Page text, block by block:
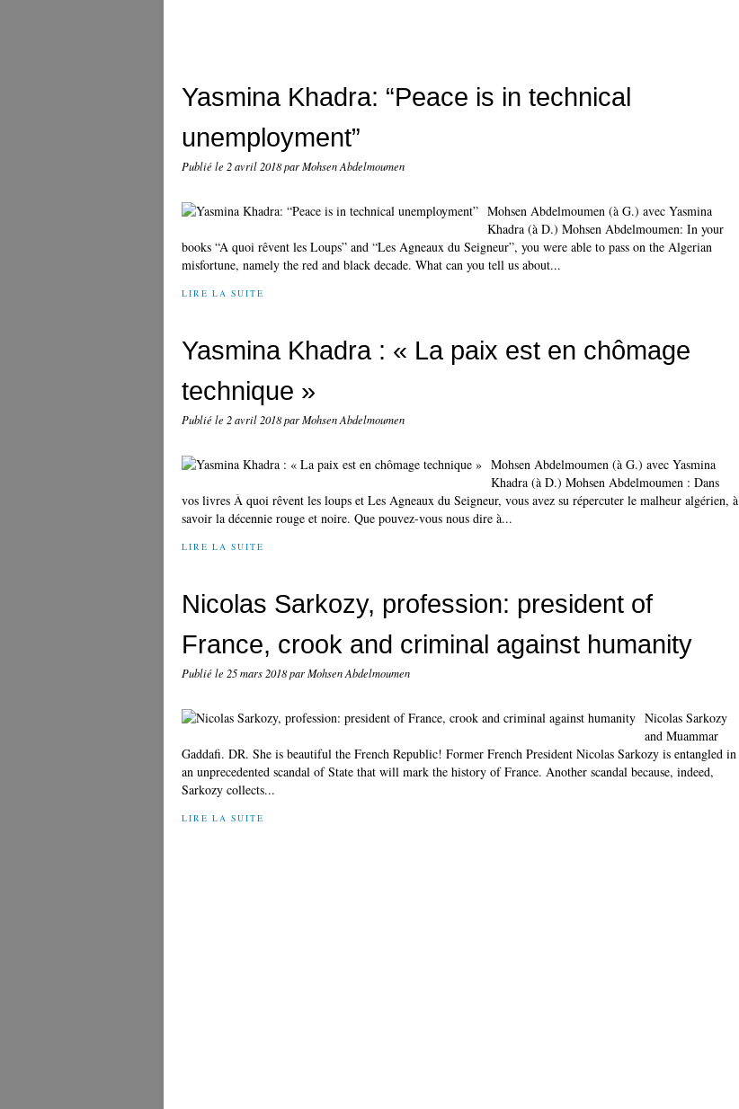
Yasmina Khadra: “Peace is in technical
unemployment”
Publié le 2 avril 2018par Mohsen Abdelmoumen
Mohsen Abdelmoumen (à G.) avec Yasmina
Khadra (à D.) Mohsen Abdelmoumen: In your
books “A quoi rêvent les Loups” and “Les Agneaux du Seigneur”, you were able to pass on the Algerian
misfortune, namely the red and black decade. What can you tell us about...
LIRE LA SUITE
Yasmina Khadra : « La paix est en chômage
technique »
Publié le 2 avril 2018par Mohsen Abdelmoumen
Mohsen Abdelmoumen (à G.) avec Yasmina
Khadra (à D.) Mohsen Abdelmoumen : Dans
vos livres À quoi rêvent les loups et Les Agneaux du Seigneur, vous avez su répercuter le malheur algérien, à
savoir la décennie rouge et noire. Que pouvez-vous nous dire à...
LIRE LA SUITE
Nicolas Sarkozy, profession: president of
France, crook and criminal against humanity
Publié le 25 mars 2018par Mohsen Abdelmoumen
Nicolas Sarkozy
and Muammar
Gaddafi. DR. She is beautiful the French Republic! Former French President Nicolas Sarkozy is entangled in
an unprecedented scandal of State that will mark the history of France. Another scandal because, indeed,
Sarkozy collects...
LIRE LA SUITE